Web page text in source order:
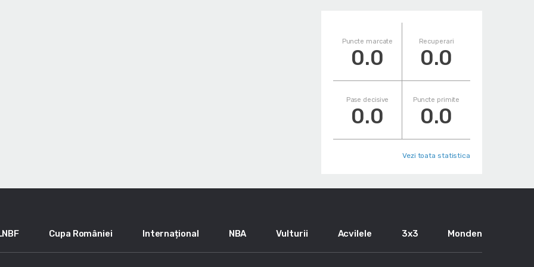
Puncte marcate
0.0
Recuperari
0.0
Pase decisive
0.0
Puncte primite
0.0
Vezi toata statistica
Cupa României Internațional NBA Vulturii Acvilele 3x3 Monden